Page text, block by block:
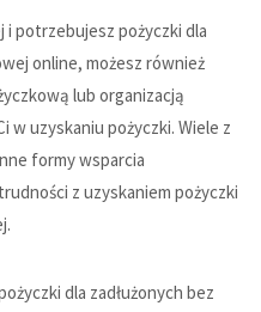
i potrzebujesz pożyczki dla
online, możesz również
lub organizacją
w uzyskaniu pożyczki. Wiele z
formy wsparcia
z uzyskaniem pożyczki
dla zadłużonych bez